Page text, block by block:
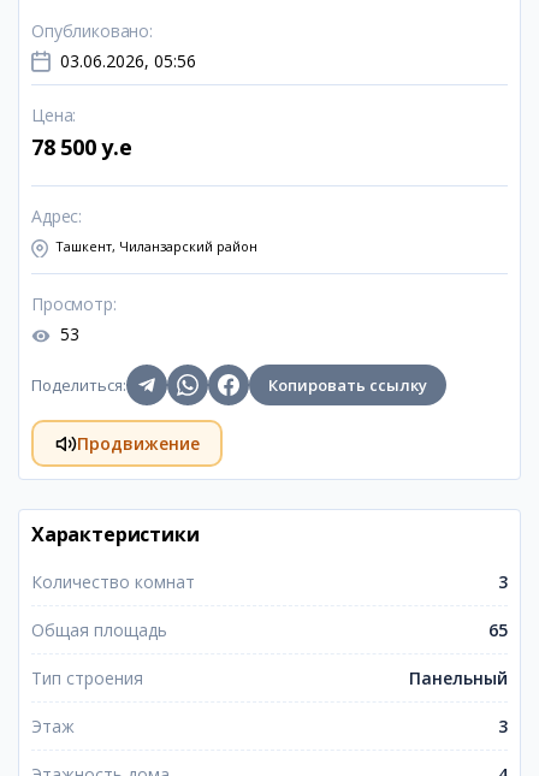
Опубликовано:
03.06.2026, 05:56
Цена:
78 500 y.e
Адрес:
Ташкент, Чиланзарский район
Просмотр:
53
Поделиться: Копировать ссылку
Продвижение
Характеристики
Количество комнат 3
Общая площадь 65
Тип строения Панельный
Этаж 3